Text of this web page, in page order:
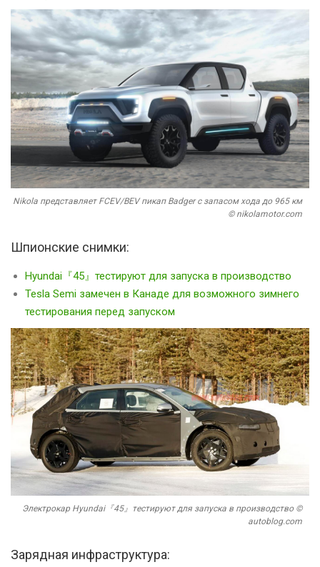
Nikola представляет FCEV/BEV пикап Badger с запасом хода до 965 км
© nikolamotor.com
Шпионские снимки:
Hyundai『45』тестируют для запуска в производство
Tesla Semi замечен в Канаде для возможного зимнего
тестирования перед запуском
Электрокар Hyundai『45』тестируют для запуска в производство ©
autoblog.com
Зарядная инфраструктура: